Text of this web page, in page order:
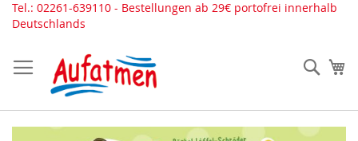
Direkt
zum
Tel.: 02261-639110 - Bestellungen ab 29€ portofrei innerhalb
Deutschlands